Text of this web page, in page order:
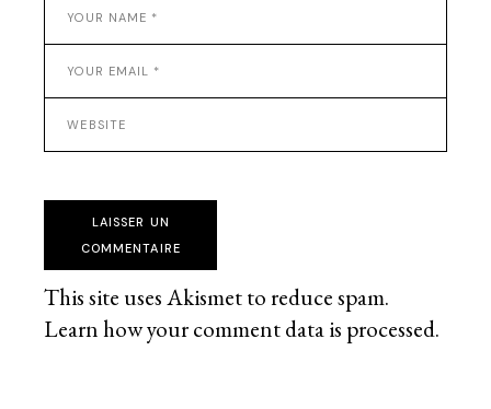
LAISSER UN
COMMENTAIRE
This site uses Akismet to reduce spam.
Learn how your comment data is processed.